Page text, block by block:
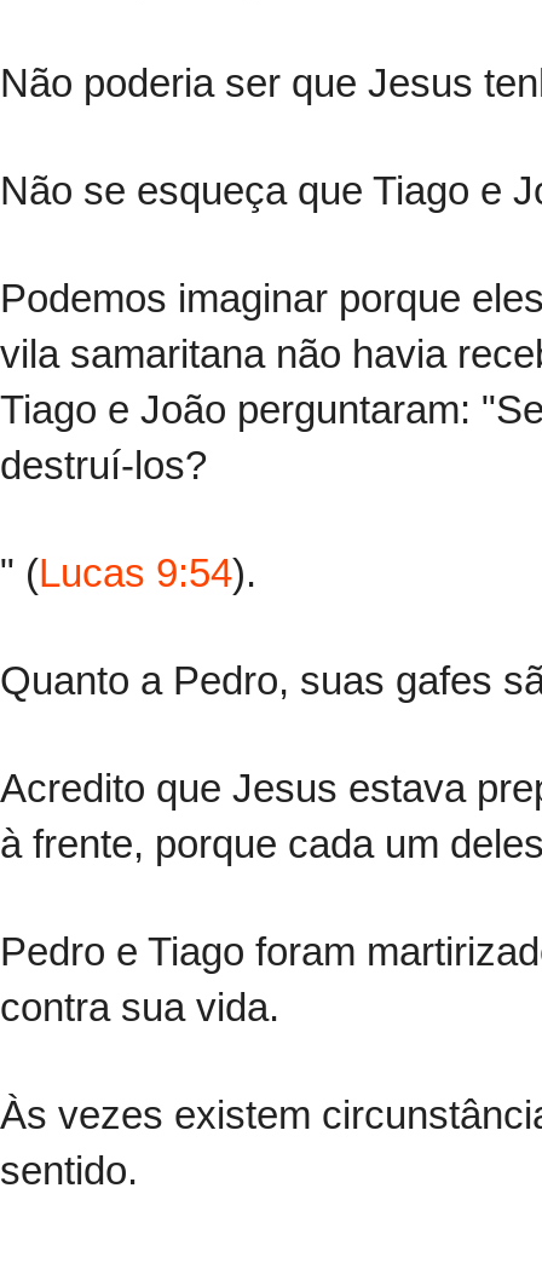
Não poderia ser que Jesus
Não se esqueça que Tiago e
Podemos imaginar porque
vila samaritana não havia
Tiago e João perguntaram:
destruí-los?
" (Lucas 9:54).
Quanto a Pedro, suas gafes
Acredito que Jesus estava
à frente, porque cada um
Pedro e Tiago foram
contra sua vida.
Às vezes existem
sentido.